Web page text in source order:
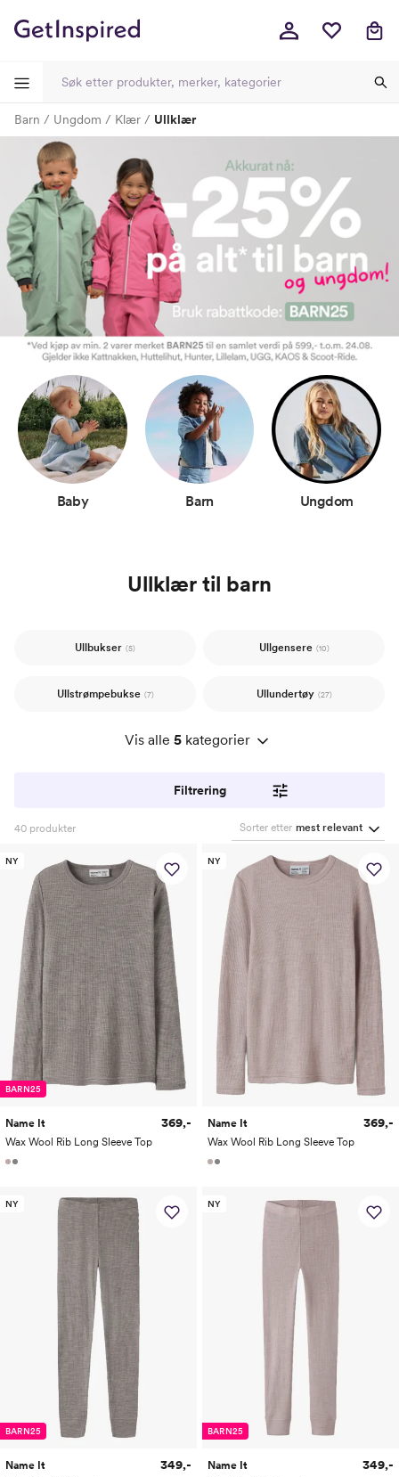
Barn Ungdom Klær Ullklær
Baby Barn Ungdom
Ullklær til barn
Ullbukser (5) Ullgensere (10)
Ullstrømpebukse (7) Ullundertøy (27)
Vis alle 5kategorier
Filtrering
40 produkter Sorter etter mest relevant
NY
BARN25
Name It
Wax Wool Rib Long Sleeve Top
369,-
NY
Name It
Wax Wool Rib Long Sleeve Top
369,-
NY
BARN25
Name It
349,-
NY
BARN25
Name It
349,-